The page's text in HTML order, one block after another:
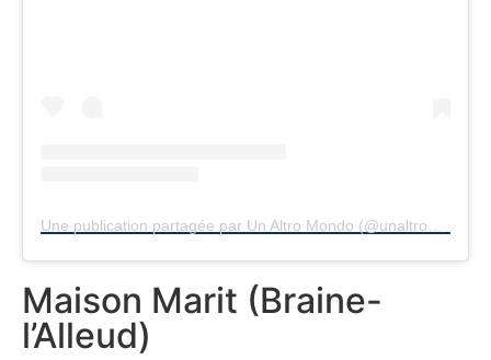
Une publication partagée par Un Altro Mondo (@unaltromondo.restaurant)
Maison Marit (Braine-
l’Alleud)